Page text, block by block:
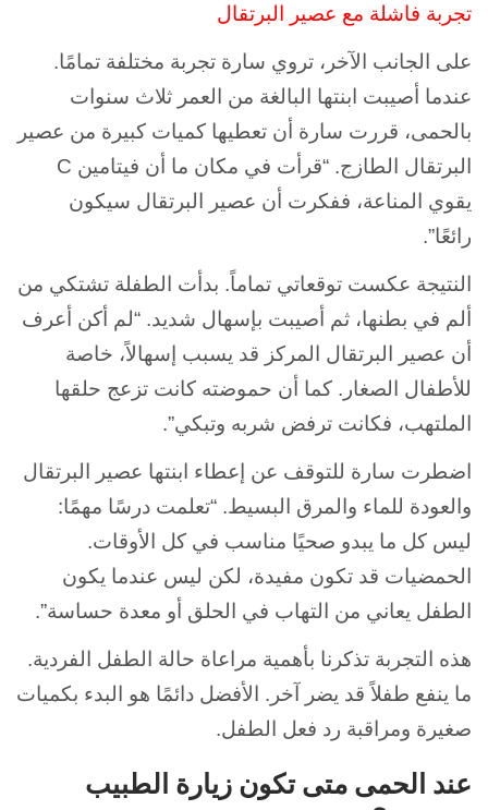
تجربة فاشلة مع عصير البرتقال
على الجانب الآخر، تروي سارة تجربة مختلفة تمامًا.
عندما أصيبت ابنتها البالغة من العمر ثلاث سنوات
بالحمى، قررت سارة أن تعطيها كميات كبيرة من عصير
البرتقال الطازج. “قرأت في مكان ما أن فيتامين C
يقوي المناعة، ففكرت أن عصير البرتقال سيكون
رائعًا”.
النتيجة عكست توقعاتي تماماً. بدأت الطفلة تشتكي من
ألم في بطنها، ثم أصيبت بإسهال شديد. “لم أكن أعرف
أن عصير البرتقال المركز قد يسبب إسهالاً، خاصة
للأطفال الصغار. كما أن حموضته كانت تزعج حلقها
الملتهب، فكانت ترفض شربه وتبكي”.
اضطرت سارة للتوقف عن إعطاء ابنتها عصير البرتقال
والعودة للماء والمرق البسيط. “تعلمت درسًا مهمًا:
ليس كل ما يبدو صحيًا مناسب في كل الأوقات.
الحمضيات قد تكون مفيدة، لكن ليس عندما يكون
الطفل يعاني من التهاب في الحلق أو معدة حساسة”.
هذه التجربة تذكرنا بأهمية مراعاة حالة الطفل الفردية.
ما ينفع طفلاً قد يضر آخر. الأفضل دائمًا هو البدء بكميات
صغيرة ومراقبة رد فعل الطفل.
عند الحمى متى تكون زيارة الطبيب